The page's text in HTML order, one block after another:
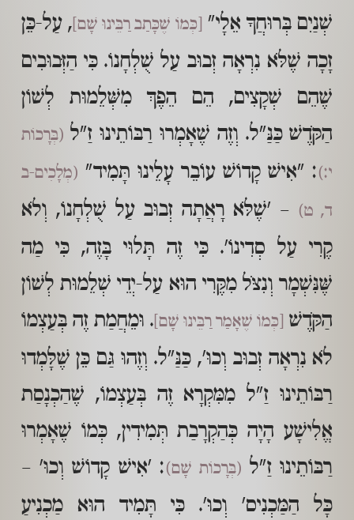
שְׁנַיִם בְּרוּחֲךָ אֵלָי" [כְּמוֹ שֶׁכָּתַב רַבֵּינוּ שָׁם] , עַל-כֵּן
זָכָה שֶׁלֹּא נִרְאָה זְבוּב עַל שֻׁלְחָנוֹ. כִּי הַזְּבוּבִים
שֶׁהֵם שְׁקָצִים, הֵם הֵפֶךְ מִשְּׁלֵמוּת לְשׁוֹן
הַקֹּדֶשׁ כַּנַּ"ל. וְזֶה שֶׁאָמְרוּ רַבּוֹתֵינוּ זַ"ל (בְּרָכוֹת
י:): "אִישׁ קָדוֹשׁ עוֹבֵר עָלֵינוּ תָּמִיד" (מְלָכִים-ב
ד, ט) – 'שֶׁלֹּא רָאֲתָה זְבוּב עַל שֻׁלְחָנוֹ, וְלֹא
קֶרִי עַל סְדִינוֹ'. כִּי זֶה תָּלוּי בָּזֶה, כִּי מַה
שֶּׁנִּשְׁמָר וְנִצֹּל מִקֶּרִי הוּא עַל-יְדֵי שְׁלֵמוּת לְשׁוֹן
הַקֹּדֶשׁ [כְּמוֹ שֶׁאָמַר רַבֵּינוּ שָׁם] . וּמֵחֲמַת זֶה בְּעַצְמוֹ
לֹא נִרְאָה זְבוּב וְכוּ', כַּנַּ"ל. וְזֶהוּ גַּם כֵּן שֶׁלָּמְדוּ
רַבּוֹתֵינוּ זַ"ל מִמִּקְרָא זֶה בְּעַצְמוֹ, שֶׁהַכְנָסַת
אֱלִישָׁע הָיָה כְּהַקְרָבַת תְּמִידִין, כְּמוֹ שֶׁאָמְרוּ
רַבּוֹתֵינוּ זַ"ל (בְּרָכוֹת שָׁם): 'אִישׁ קָדוֹשׁ וְכוּ' –
כָּל הַמַּכְנִיס' וְכוּ'. כִּי תָּמִיד הוּא מַכְנִיעַ